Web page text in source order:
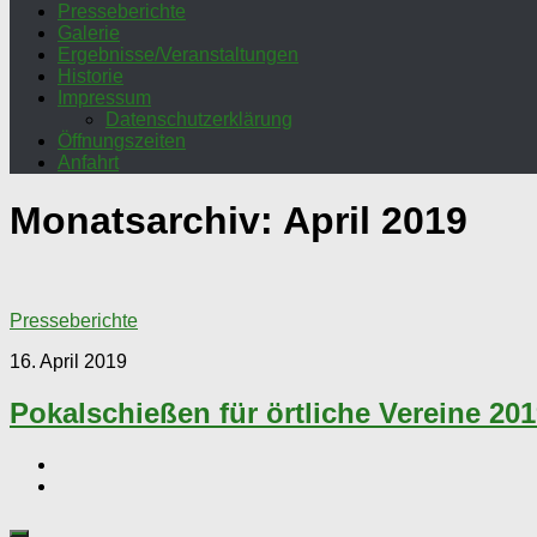
Presseberichte
Galerie
Ergebnisse/Veranstaltungen
Historie
Impressum
Datenschutzerklärung
Öffnungszeiten
Anfahrt
Monatsarchiv: April 2019
Presseberichte
16. April 2019
Pokalschießen für örtliche Vereine